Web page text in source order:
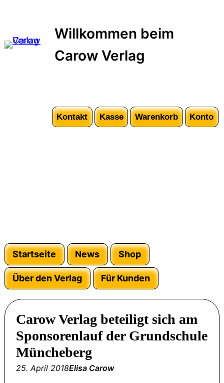
springen
Willkommen beim
Carow Verlag
Kontakt Kasse Warenkorb Konto
Startseite News Shop
Über den Verlag Für Kunden
Carow Verlag beteiligt sich am
Sponsorenlauf der Grundschule
Müncheberg
25. April 2018Elisa Carow